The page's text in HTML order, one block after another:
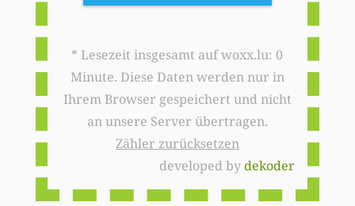
* Lesezeit insgesamt auf woxx.lu: 0
Minute. Diese Daten werden nur in
Ihrem Browser gespeichert und nicht
an unsere Server übertragen.
Zähler zurücksetzen
developed bydekoder